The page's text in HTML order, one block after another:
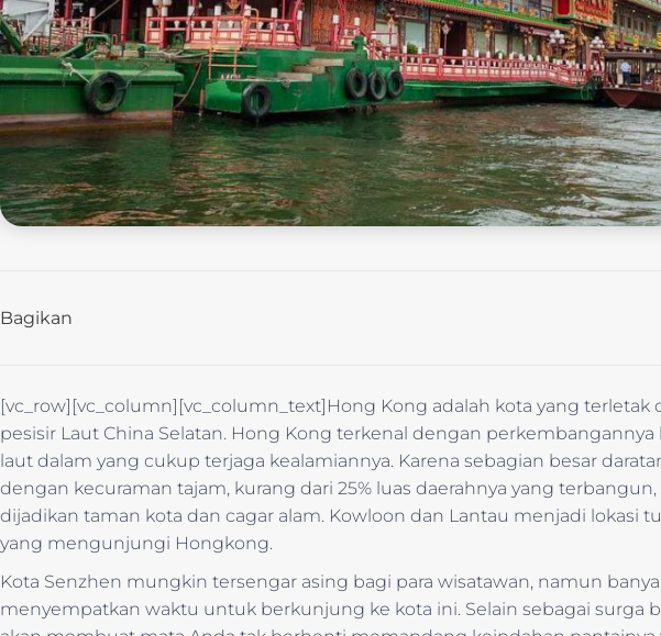
Bagikan
[vc_row][vc_column][vc_column_text]Hong Kong adalah kota yang terletak
pesisir Laut China Selatan. Hong Kong terkenal dengan
laut dalam yang cukup terjaga kealamiannya. Karena sebagian besar
dengan kecuraman tajam, kurang dari 25% luas daerahnya yang terbangun,
dijadikan taman kota dan cagar alam. Kowloon dan Lantau menjadi lokasi
yang mengunjungi Hongkong.
Kota Senzhen mungkin tersengar asing bagi para wisatawan, namun
menyempatkan waktu untuk berkunjung ke kota ini. Selain sebagai surga